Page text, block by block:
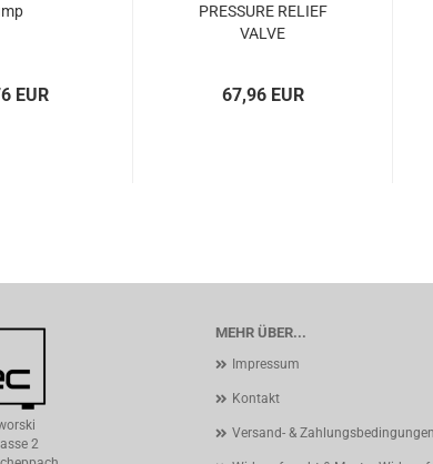
EUR
PRESSURE RELIEF
VALVE
67,96 EUR
MEHR ÜBER...
Impressum
Kontakt
Versand- & Zahlungsbedingungen
2